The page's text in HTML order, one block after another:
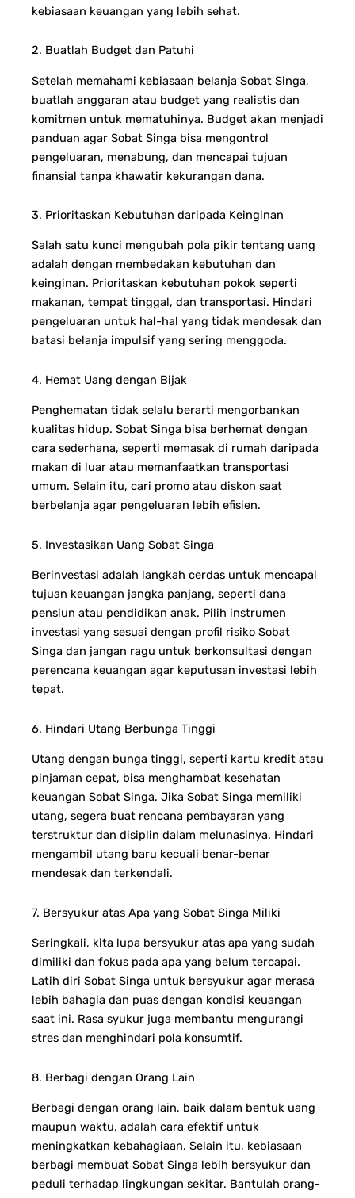
kebiasaan keuangan yang lebih sehat.
2. Buatlah Budget dan Patuhi
Setelah memahami kebiasaan belanja Sobat Singa,
buatlah anggaran atau budget yang realistis dan
komitmen untuk mematuhinya. Budget akan menjadi
panduan agar Sobat Singa bisa mengontrol
pengeluaran, menabung, dan mencapai tujuan
finansial tanpa khawatir kekurangan dana.
3. Prioritaskan Kebutuhan daripada Keinginan
Salah satu kunci mengubah pola pikir tentang uang
adalah dengan membedakan kebutuhan dan
keinginan. Prioritaskan kebutuhan pokok seperti
makanan, tempat tinggal, dan transportasi. Hindari
pengeluaran untuk hal-hal yang tidak mendesak dan
batasi belanja impulsif yang sering menggoda.
4. Hemat Uang dengan Bijak
Penghematan tidak selalu berarti mengorbankan
kualitas hidup. Sobat Singa bisa berhemat dengan
cara sederhana, seperti memasak di rumah daripada
makan di luar atau memanfaatkan transportasi
umum. Selain itu, cari promo atau diskon saat
berbelanja agar pengeluaran lebih efisien.
5. Investasikan Uang Sobat Singa
Berinvestasi adalah langkah cerdas untuk mencapai
tujuan keuangan jangka panjang, seperti dana
pensiun atau pendidikan anak. Pilih instrumen
investasi yang sesuai dengan profil risiko Sobat
Singa dan jangan ragu untuk berkonsultasi dengan
perencana keuangan agar keputusan investasi lebih
tepat.
6. Hindari Utang Berbunga Tinggi
Utang dengan bunga tinggi, seperti kartu kredit atau
pinjaman cepat, bisa menghambat kesehatan
keuangan Sobat Singa. Jika Sobat Singa memiliki
utang, segera buat rencana pembayaran yang
terstruktur dan disiplin dalam melunasinya. Hindari
mengambil utang baru kecuali benar-benar
mendesak dan terkendali.
7. Bersyukur atas Apa yang Sobat Singa Miliki
Seringkali, kita lupa bersyukur atas apa yang sudah
dimiliki dan fokus pada apa yang belum tercapai.
Latih diri Sobat Singa untuk bersyukur agar merasa
lebih bahagia dan puas dengan kondisi keuangan
saat ini. Rasa syukur juga membantu mengurangi
stres dan menghindari pola konsumtif.
8. Berbagi dengan Orang Lain
Berbagi dengan orang lain, baik dalam bentuk uang
maupun waktu, adalah cara efektif untuk
meningkatkan kebahagiaan. Selain itu, kebiasaan
berbagi membuat Sobat Singa lebih bersyukur dan
peduli terhadap lingkungan sekitar. Bantulah orang-